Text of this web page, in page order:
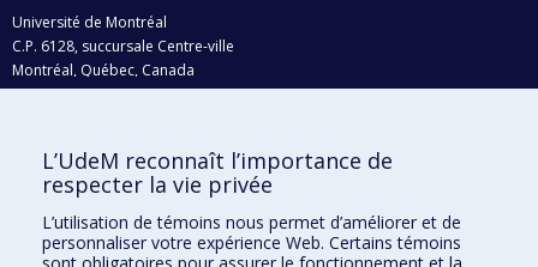
Université de Montréal
C.P. 6128, succursale Centre-ville
Montréal, Québec, Canada
H3C 3J7
Qui fait quoi?
Nous trouver
Plan du site
L’UdeM reconnaît l’importance de
respecter la vie privée
L’utilisation de témoins nous permet d’améliorer et de
personnaliser votre expérience Web. Certains témoins
sont obligatoires pour assurer le fonctionnement et la